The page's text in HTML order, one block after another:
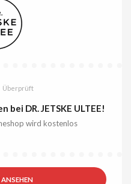
Überprüft
DR. JETSKE ULTEE!
wird kostenlos